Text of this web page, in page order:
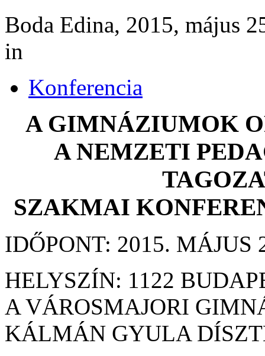
Boda Edina, 2015, május
in
Konferencia
A GIMNÁZIUMOK
A NEMZETI
SZAKMAI
IDŐPONT: 2015. MÁJUS
HELYSZÍN: 1122
A VÁROSMAJORI
KÁLMÁN GYULA